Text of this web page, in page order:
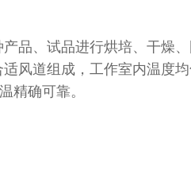
品、试品进行烘培、干燥
风道组成，工作室内温度
精确可靠。